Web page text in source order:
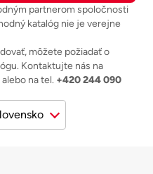
partnerom spoločnosti
katalóg nie je verejne
môžete požiadať o
Kontaktujte nás na
alebo na tel. +420 244 090